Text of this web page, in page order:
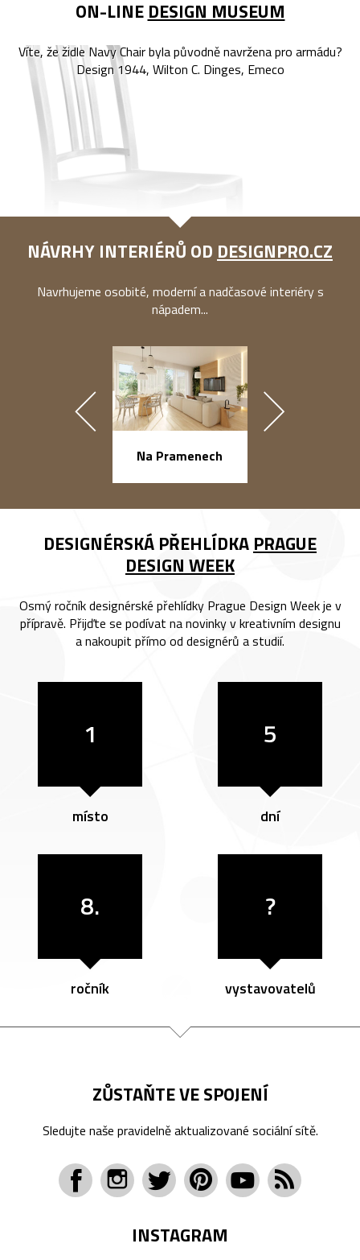
ON-LINE DESIGN MUSEUM
Víte, že židle Navy Chair byla původně navržena pro armádu?
Design 1944, Wilton C. Dinges, Emeco
NÁVRHY INTERIÉRŮ OD DESIGNPRO.CZ
Navrhujeme osobité, moderní a nadčasové interiéry s
nápadem...
Na Pramenech
DESIGNÉRSKÁ PŘEHLÍDKA PRAGUE
DESIGN WEEK
Osmý ročník designérské přehlídky Prague Design Week je v
přípravě. Přijďte se podívat na novinky v kreativním designu
a nakoupit přímo od designérů a studií.
1
místo
5
dní
8.
ročník
?
vystavovatelů
ZŮSTAŇTE VE SPOJENÍ
Sledujte naše pravidelně aktualizované sociální sítě.
INSTAGRAM